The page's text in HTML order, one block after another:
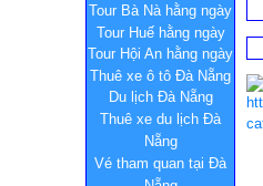
Tour Bà Nà hằng ngày
Tour Huế hằng ngày
Tour Hội An hằng ngày
Thuê xe ô tô Đà Nẵng
Du lịch Đà Nẵng
Thuê xe du lịch Đà
Nẵng
Vé tham quan tại Đà